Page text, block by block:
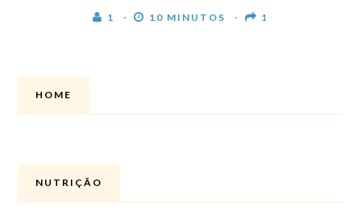
1 10 MINUTOS 1
HOME
NUTRIÇÃO